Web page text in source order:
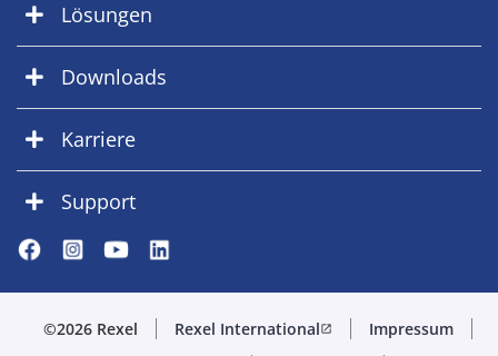
Lösungen
Downloads
Karriere
Support
©2026 Rexel Rexel Internationalopen_in_new
Impressum